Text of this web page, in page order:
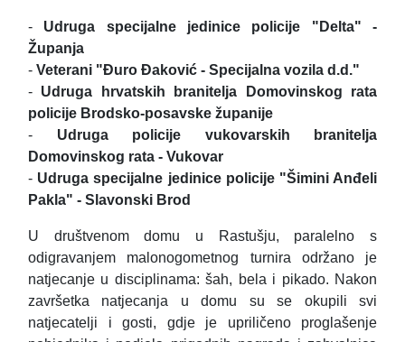
- Udruga specijalne jedinice policije "Delta" -
Županja
- Veterani "Đuro Đaković - Specijalna vozila d.d."
- Udruga hrvatskih branitelja Domovinskog rata
policije Brodsko-posavske županije
- Udruga policije vukovarskih branitelja
Domovinskog rata - Vukovar
- Udruga specijalne jedinice policije "Šimini Anđeli
Pakla" - Slavonski Brod
U društvenom domu u Rastušju, paralelno s
odigravanjem malonogometnog turnira održano je
natjecanje u disciplinama: šah, bela i pikado. Nakon
završetka natjecanja u domu su se okupili svi
natjecatelji i gosti, gdje je upriličeno proglašenje